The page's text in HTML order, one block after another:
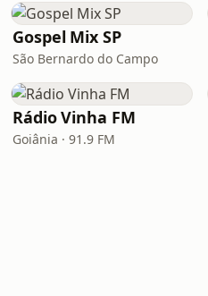
Gospel Mix SP
São Bernardo do Campo
Rádio Vinha FM
Goiânia · 91.9 FM